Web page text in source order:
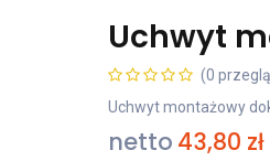
Uchwyt
(0
Uchwyt montażowy
netto 43,80 zł